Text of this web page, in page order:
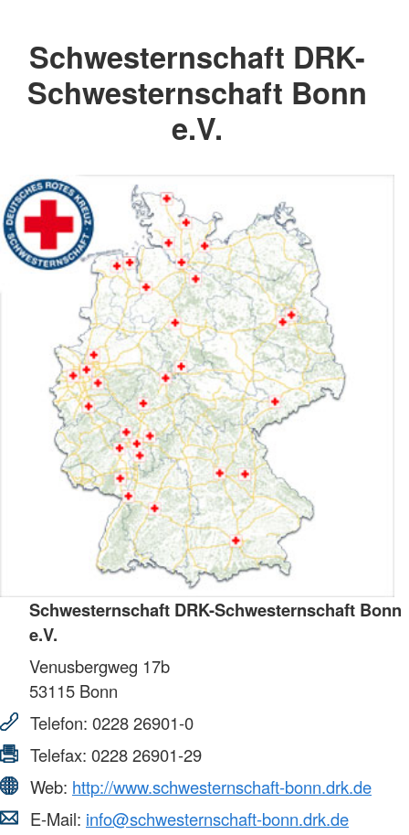
Schwesternschaft DRK-
Schwesternschaft Bonn
e.V.
Schwesternschaft DRK-Schwesternschaft Bonn
e.V.
Venusbergweg 17b
53115 Bonn
Telefon: 0228 26901-0
Telefax: 0228 26901-29
Web: http://www.schwesternschaft-bonn.drk.de
E-Mail: info@schwesternschaft-bonn.drk.de